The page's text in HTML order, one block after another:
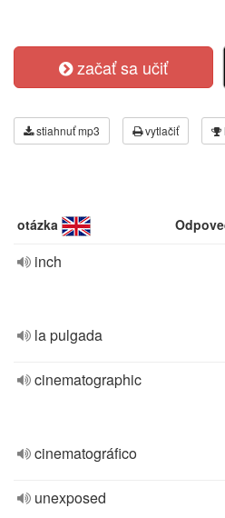
začať sa učiť
stiahnuť mp3 vytlačiť
otázka
inch
la pulgada
cinematographic
cinematográfico
unexposed